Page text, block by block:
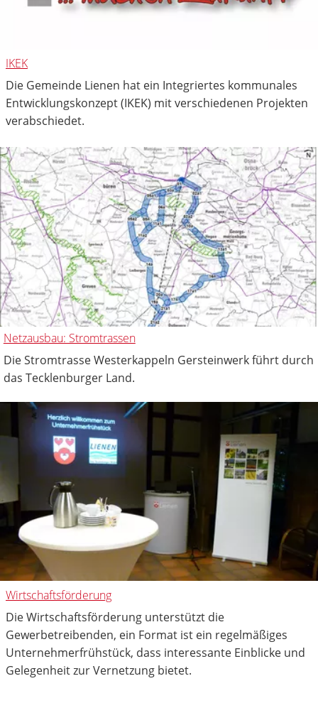
IKEK
Die Gemeinde Lienen hat ein Integriertes kommunales
Entwicklungskonzept (IKEK) mit verschiedenen Projekten
verabschiedet.
Netzausbau: Stromtrassen
Die Stromtrasse Westerkappeln Gersteinwerk führt durch
das Tecklenburger Land.
Wirtschaftsförderung
Die Wirtschaftsförderung unterstützt die
Gewerbetreibenden, ein Format ist ein regelmäßiges
Unternehmerfrühstück, dass interessante Einblicke und
Gelegenheit zur Vernetzung bietet.